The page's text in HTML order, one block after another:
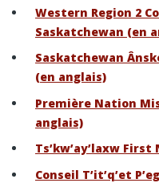
Western Region 2
Saskatchewan (en
Saskatchewan
(en anglais)
Première Nation
anglais)
Ts’kw’ay’laxw
Conseil T’it’q’et